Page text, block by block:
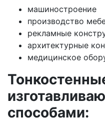
машиностроение
производство
рекламные
архитектурные
медицинское
способами: